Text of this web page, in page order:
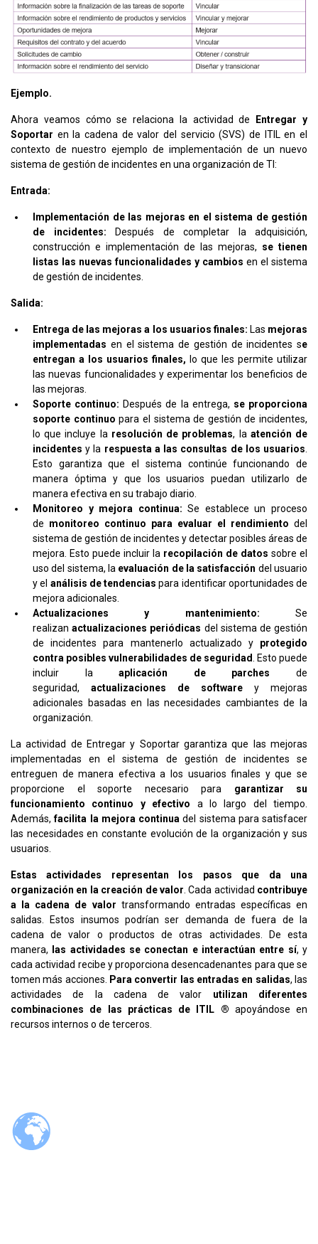
Ejemplo.
Ahora veamos cómo se relaciona la actividad de
Entregar y
Soportar en la cadena de valor del servicio (SVS) de ITIL en el
contexto de nuestro ejemplo de implementación de un nuevo
sistema de gestión de incidentes en una organización de TI:
Entrada:
Implementación de las mejoras en el sistema de gestión
de incidentes: Después de completar la adquisición,
construcción e implementación de las mejoras, se tienen
listas las nuevas funcionalidades y cambios en el sistema
de gestión de incidentes.
Salida:
Entrega de las mejoras a los usuarios finales: Las mejoras
implementadas en el sistema de gestión de incidentes se
entregan a los usuarios finales, lo que les permite utilizar
las nuevas funcionalidades y experimentar los beneficios de
las mejoras.
Soporte continuo: Después de la entrega, se proporciona
soporte continuo para el sistema de gestión de incidentes,
lo que incluye la resolución de problemas, la atención de
incidentes y la respuesta a las consultas de los usuarios
Esto garantiza que el sistema continúe funcionando de
manera óptima y que los usuarios puedan utilizarlo de
manera efectiva en su trabajo diario.
Monitoreo y mejora continua: Se establece un proceso
de monitoreo continuo para evaluar el rendimiento del
sistema de gestión de incidentes y detectar posibles áreas de
mejora. Esto puede incluir la recopilación de datos sobre el
uso del sistema, la evaluación de la satisfacción del usuario
y el análisis de tendencias para identificar oportunidades de
mejora adicionales.
Actualizaciones y mantenimiento: Se
realizanactualizaciones periódicas del sistema de gestión
de incidentes para mantenerlo actualizado y protegido
contra posibles vulnerabilidades de seguridad
. Esto puede
incluir laaplicación de parches de
seguridad, actualizaciones de software y mejoras
adicionales basadas en las necesidades cambiantes de la
organización.
La actividad de Entregar y Soportar garantiza que las mejoras
implementadas en el sistema de gestión de incidentes se
entreguen de manera efectiva a los usuarios finales y que se
proporcione el soporte necesario para garantizar su
funcionamiento continuo y efectivo a lo largo del tiempo.
Además,facilita la mejora continua del sistema para satisfacer
las necesidades en constante evolución de la organización y sus
usuarios.
Estas actividades representan los pasos que da una
organización en la creación de valor . Cada actividad contribuye
a la cadena de valor transformando entradas específicas en
salidas. Estos insumos podrían ser demanda de fuera de la
cadena de valor o productos de otras actividades. De esta
manera,
las actividades se conectan e interactúan entre sí, y
cada actividad recibe y proporciona desencadenantes para que se
tomen más acciones.
Para convertir las entradas en salidas, las
actividades de la cadena de valor utilizan diferentes
combinaciones de las prácticas de ITIL ® apoyándose en
recursos internos o de terceros.